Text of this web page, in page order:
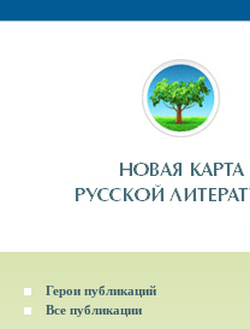
Герои публикаций
Все публикации